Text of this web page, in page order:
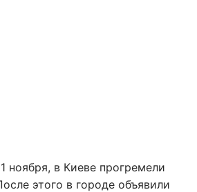
ноября, в Киеве прогремели
этого в городе объявили